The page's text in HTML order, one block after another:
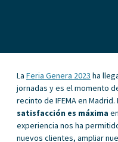
La Feria Genera 2023 ha
jornadas y es el momento
recinto de IFEMA en
satisfacción es máxima
experiencia nos ha
nuevos clientes, ampliar